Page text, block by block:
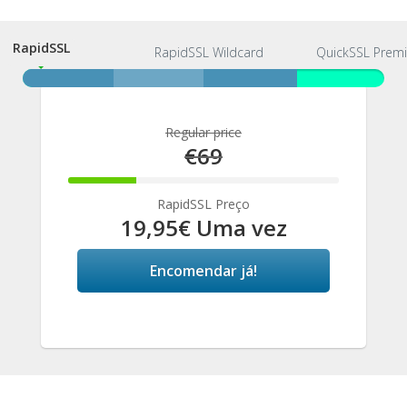
RapidSSL
RapidSSL RapidSSL Wildcard QuickSSL
Regular price
€69
25%
CompleteRapidSSL Preço
19,95€ Uma vez
Encomendar já!